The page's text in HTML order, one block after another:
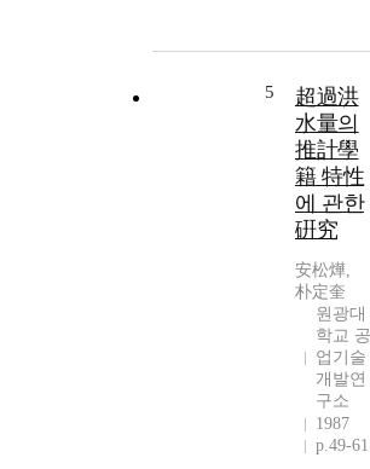
5
超過洪
水量의
推計學
籍 特性
에 관한
硏究
安松燁,
朴定奎
원광대
학교 공
업기술
개발연
구소
1987
p.49-61